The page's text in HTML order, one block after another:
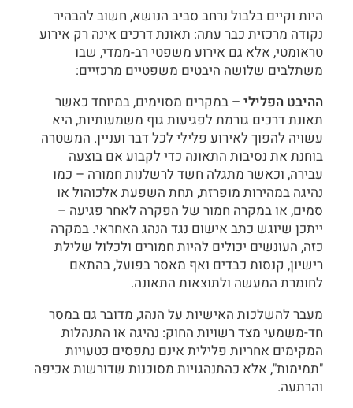
היות וקיים בלבול נרחב סביב הנושא, חשוב להבהיר
נקודה מרכזית כבר עתה: תאונת דרכים אינה רק אירוע
טראומטי, אלא גם אירוע משפטי רב-ממדי, שבו
משתלבים שלושה היבטים משפטיים מרכזיים:
ההיבט הפלילי –במקרים מסוימים, במיוחד כאשר
תאונת דרכים גורמת לפגיעות גוף משמעותיות, היא
עשויה להפוך לאירוע פלילי לכל דבר ועניין. המשטרה
בוחנת את נסיבות התאונה כדי לקבוע אם בוצעה
עבירה, וכאשר מתגלה חשד לרשלנות חמורה – כמו
נהיגה במהירות מופרזת, תחת השפעת אלכוהול או
סמים, או במקרה חמור של הפקרה לאחר פגיעה –
ייתכן שיוגש כתב אישום נגד הנהג האחראי. במקרה
כזה, העונשים יכולים להיות חמורים ולכלול שלילת
רישיון, קנסות כבדים ואף מאסר בפועל, בהתאם
לחומרת המעשה ולתוצאות התאונה.
מעבר להשלכות האישיות על הנהג, מדובר גם במסר
חד-משמעי מצד רשויות החוק: נהיגה או התנהלות
המקימים אחריות פלילית אינם נתפסים כטעויות
"תמימות", אלא כהתנהגויות מסוכנות שדורשות אכיפה
והרתעה.